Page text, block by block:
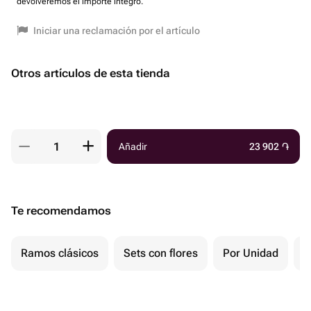
Iniciar una reclamación por el artículo
Otros artículos de esta tienda
Añadir 23 902 ֏
Te recomendamos
Ramos clásicos Sets con flores Por Unidad